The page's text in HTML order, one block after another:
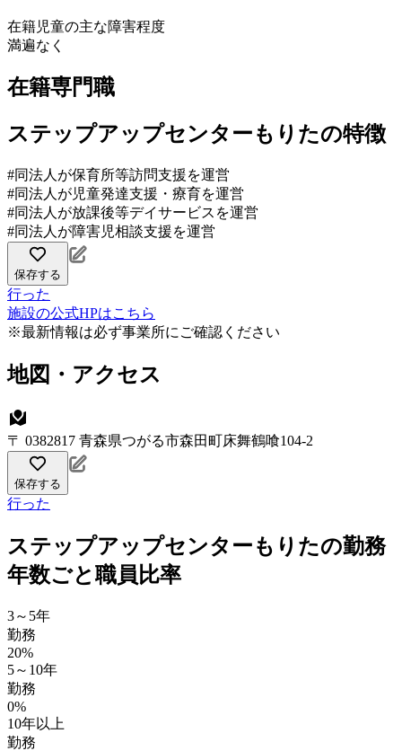
在籍児童の主な障害程度
満遍なく
在籍専門職
ステップアップセンターもりたの特徴
#同法人が保育所等訪問支援を運営
#同法人が児童発達支援・療育を運営
#同法人が放課後等デイサービスを運営
#同法人が障害児相談支援を運営
保存する
行った
施設の公式HPはこちら
※最新情報は必ず事業所にご確認ください
地図・アクセス
〒 0382817 青森県つがる市森田町床舞鶴喰104-2
保存する
行った
ステップアップセンターもりたの勤務
年数ごと職員比率
3～5年
勤務
20%
5～10年
勤務
0%
10年以上
勤務